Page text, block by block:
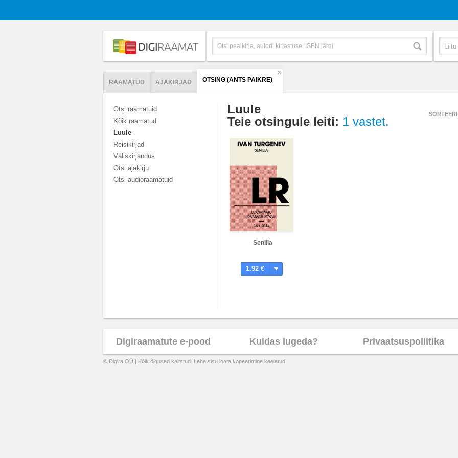
RAAMATUD AJAKIRJAD OTSING (ANTS PAIKRE)
X
Otsi raamatuid
Kõik raamatud
Luule
Reisikirjad
Väliskirjandus
Otsi ajakirju
Otsi audioraamatuid
Luule
Teie otsingule leiti: 1 vastet.
Senilia
1.92 €
Digiraamatute e-pood Kuidas lugeda? Privaatsuspoliitika
© Digira OÜ | Kõik õigused kaitstud. Lehe sisu loata kopeerimine keelatud.